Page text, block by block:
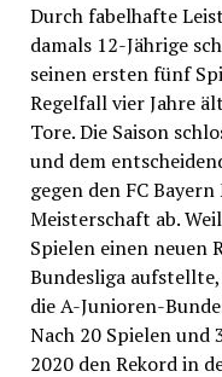
Durch fabelhafte
damals 12-Jährige
seinen ersten fünf
Regelfall vier Jahre
Tore. Die Saison
und dem
gegen den FC
Meisterschaft ab.
Spielen einen neuen
Bundesliga
die A-Junioren-
Nach 20 Spielen und
2020 den Rekord in